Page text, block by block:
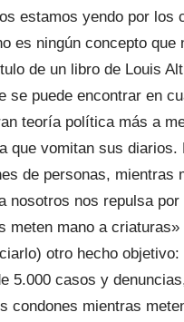
estamos yendo por los
es ningún concepto que
de un libro de Louis
se puede encontrar en
teoría política más a
que vomitan sus diarios.
de personas, mientras
nosotros nos repulsa por
meten mano a criaturas»
otro hecho objetivo:
5.000 casos y
condones mientras